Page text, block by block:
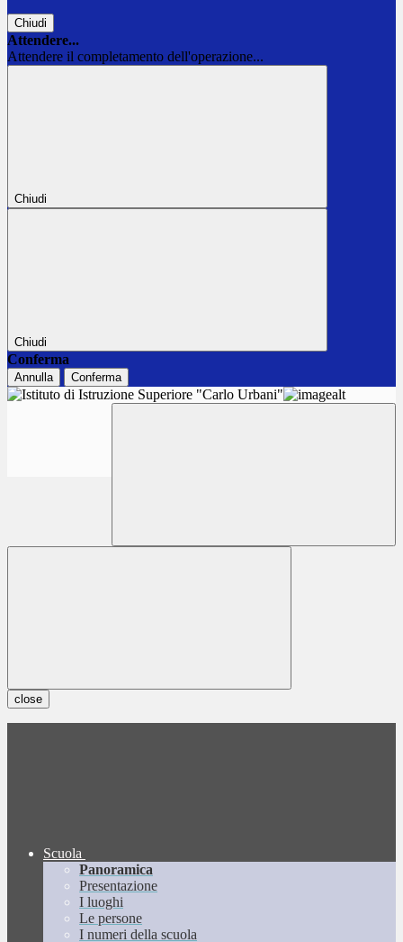
Chiudi
Attendere...
Attendere il completamento dell'operazione...
Chiudi
Chiudi
Conferma
Annulla Conferma
close
Scuola
Panoramica
Presentazione
I luoghi
Le persone
I numeri della scuola